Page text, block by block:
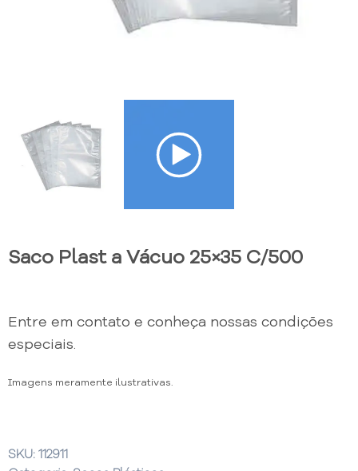
Saco Plast a Vácuo 25×35 C/500
Entre em contato e conheça nossas condições
especiais.
Imagens meramente ilustrativas.
SKU: 112911